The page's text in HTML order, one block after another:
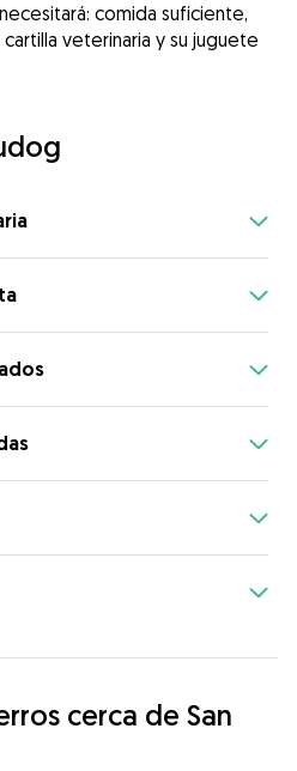
comida suficiente,
cartilla veterinaria y su juguete
cerca de San